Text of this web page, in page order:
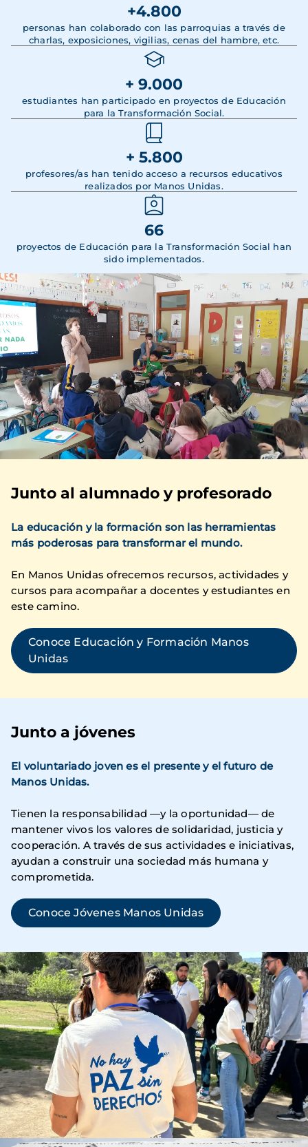
+4.800
personas han colaborado con las parroquias a través de
charlas, exposiciones, vigilias, cenas del hambre, etc.
+ 9.000
estudiantes han participado en proyectos de Educación
para la Transformación Social.
+ 5.800
profesores/as han tenido acceso a recursos educativos
realizados por Manos Unidas.
66
proyectos de Educación para la Transformación Social han
sido implementados.
Junto al alumnado y profesorado
La educación y la formación son las herramientas
más poderosas para transformar el mundo.
En Manos Unidas ofrecemos recursos, actividades y
cursos para acompañar a docentes y estudiantes en
este camino.
Conoce Educación y Formación Manos
Unidas
Junto a jóvenes
El voluntariado joven es el presente y el futuro de
Manos Unidas.
Tienen la responsabilidad —y la oportunidad— de
mantener vivos los valores de solidaridad, justicia y
cooperación. A través de sus actividades e iniciativas,
ayudan a construir una sociedad más humana y
comprometida.
Conoce Jóvenes Manos Unidas